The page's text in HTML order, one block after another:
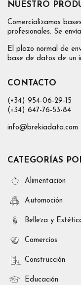
NUESTRO
Comercializamos
profesionales. Se
El plazo normal de
base de datos de un
CONTACTO
(+34) 954-06-29-15
(+34) 647-76-53-84
info@brekiadata.com
CATEGORÍAS
Alimentacion
Automoción
Belleza y
Comercios
Construcción
Educación